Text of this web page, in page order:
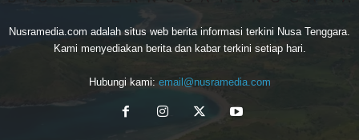
Nusramedia.com adalah situs web berita informasi terkini Nusa Tenggara.
Kami menyediakan berita dan kabar terkini setiap hari.
Hubungi kami: email@nusramedia.com